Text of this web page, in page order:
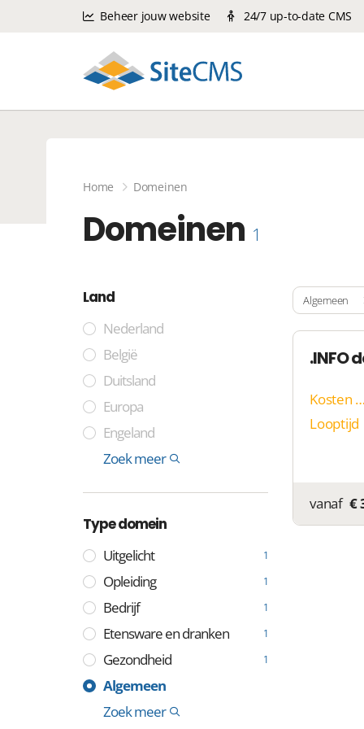
Home Domeinen
Domeinen 1
Land
Nederland
België
Duitsland
Europa
Engeland
Frankrijk
Zweden
Spanje
Italië
India
China
Cocoseilanden
Tuvalu
Niue
Montenegro
Colombia
Somalië
Laos
Internationaal
Zoek meer
Type domein
Uitgelicht 1
Opleiding 1
Bedrijf 1
Etensware en dranken 1
Gezondheid 1
Industrie
Media
Technologie
Handel
Algemeen
Lifestyle en identiteit
Professioneel
Geld en financiën
Internationaal
Geografisch
Overheid
Overig
Vastgoed
Sport
Zoek meer
Algemeen
.INFO
Kosten p/j
Looptijd
vanaf €
Beheer jouw website 24/7 up-to-date CMS